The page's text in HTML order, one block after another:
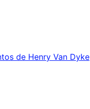
de Henry Van Dyke